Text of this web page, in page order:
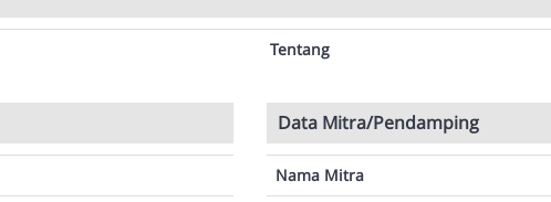
Tentang
Data Mitra/Pendamping
Nama Mitra